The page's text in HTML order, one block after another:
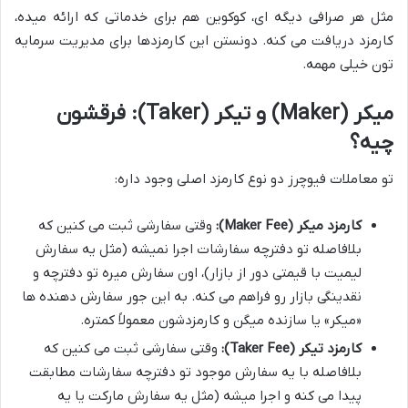
مثل هر صرافی دیگه ای، کوکوین هم برای خدماتی که ارائه میده،
کارمزد دریافت می کنه. دونستن این کارمزدها برای مدیریت سرمایه
تون خیلی مهمه.
میکر (Maker) و تیکر (Taker): فرقشون
چیه؟
تو معاملات فیوچرز دو نوع کارمزد اصلی وجود داره:
کارمزد میکر (Maker Fee):
وقتی سفارشی ثبت می کنین که
بلافاصله تو دفترچه سفارشات اجرا نمیشه (مثل یه سفارش
لیمیت با قیمتی دور از بازار)، اون سفارش میره تو دفترچه و
نقدینگی بازار رو فراهم می کنه. به این جور سفارش دهنده ها
«میکر» یا سازنده میگن و کارمزدشون معمولاً کمتره.
کارمزد تیکر (Taker Fee):
وقتی سفارشی ثبت می کنین که
بلافاصله با یه سفارش موجود تو دفترچه سفارشات مطابقت
پیدا می کنه و اجرا میشه (مثل یه سفارش مارکت یا یه